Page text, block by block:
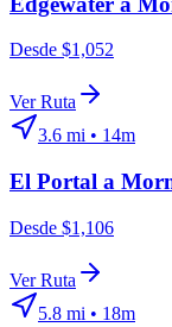
Desde $1,052
Ver Ruta
3.6 mi • 14m
El Portal a
Desde $1,106
Ver Ruta
5.8 mi • 18m